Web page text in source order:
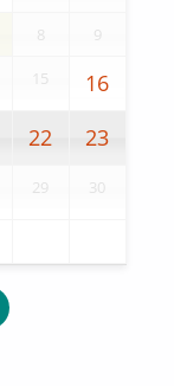
8 9
15
16
22
23
29 30